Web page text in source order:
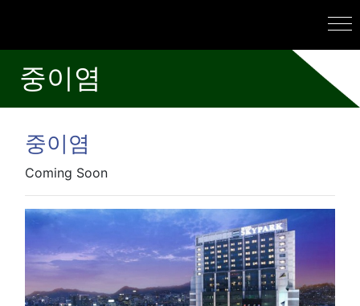
중이염
중이염
Coming Soon